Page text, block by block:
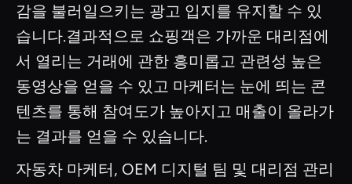
감을 불러일으키는 광고 입지를 유지할 수 있
습니다.결과적으로 쇼핑객은 가까운 대리점에
서 열리는 거래에 관한 흥미롭고 관련성 높은
동영상을 얻을 수 있고 마케터는 눈에 띄는 콘
텐츠를 통해 참여도가 높아지고 매출이 올라가
는 결과를 얻을 수 있습니다.
자동차 마케터, OEM 디지털 팀 및 대리점 관리